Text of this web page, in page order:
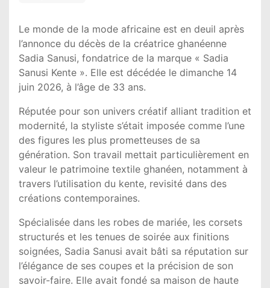
Le monde de la mode africaine est en deuil après
l’annonce du décès de la créatrice ghanéenne
Sadia Sanusi, fondatrice de la marque « Sadia
Sanusi Kente ». Elle est décédée le dimanche 14
juin 2026, à l’âge de 33 ans.
Réputée pour son univers créatif alliant tradition et
modernité, la styliste s’était imposée comme l’une
des figures les plus prometteuses de sa
génération. Son travail mettait particulièrement en
valeur le patrimoine textile ghanéen, notamment à
travers l’utilisation du kente, revisité dans des
créations contemporaines.
Spécialisée dans les robes de mariée, les corsets
structurés et les tenues de soirée aux finitions
soignées, Sadia Sanusi avait bâti sa réputation sur
l’élégance de ses coupes et la précision de son
savoir-faire. Elle avait fondé sa maison de haute